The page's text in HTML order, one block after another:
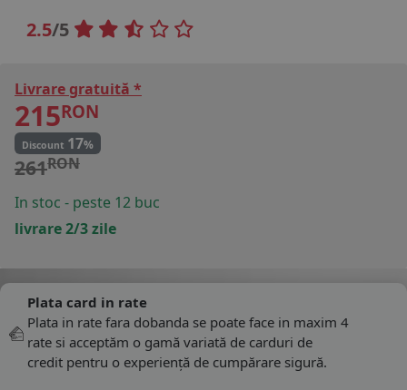
2.5/5
Livrare gratuită *
215RON
Discount 17%
261RON
In stoc - peste 12 buc
livrare 2/3 zile
Plata card in rate
Plata in rate fara dobanda se poate face in maxim 4
rate si acceptăm o gamă variată de carduri de
credit pentru o experiență de cumpărare sigură.